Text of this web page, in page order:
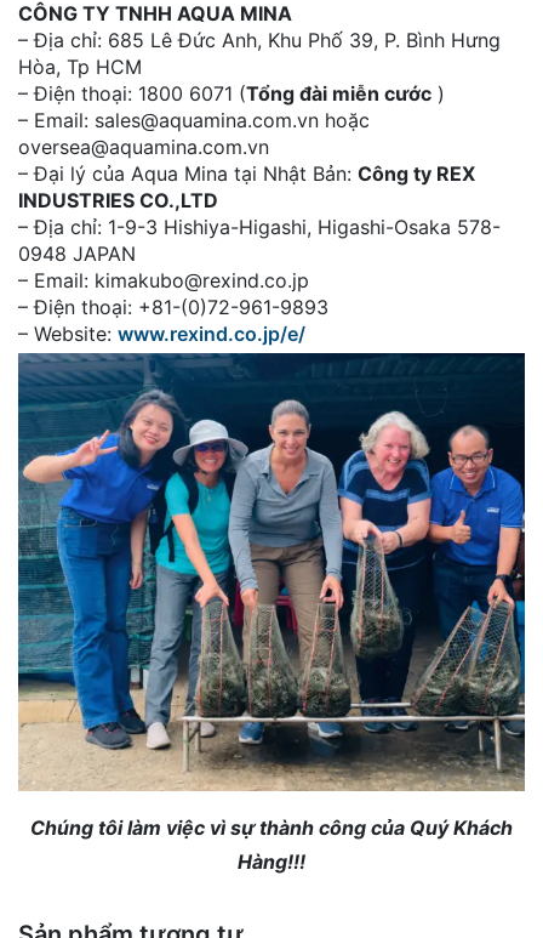
CÔNG TY TNHH AQUA MINA
– Địa chỉ: 685 Lê Đức Anh, Khu Phố 39, P. Bình Hưng
Hòa, Tp HCM
– Điện thoại: 1800 6071 (Tổng đài miễn cước )
– Email: sales@aquamina.com.vn hoặc
oversea@aquamina.com.vn
– Đại lý của Aqua Mina tại Nhật Bản: Công ty REX
INDUSTRIES CO.,LTD
– Địa chỉ: 1-9-3 Hishiya-Higashi, Higashi-Osaka 578-
0948 JAPAN
– Email: kimakubo@rexind.co.jp
– Điện thoại: +81-(0)72-961-9893
– Website: www.rexind.co.jp/e/
Chúng tôi làm việc vì sự thành công của Quý Khách
Hàng!!!